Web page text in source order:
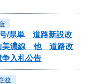
号/県単 道路新設改
美濃線 他 道路改
争入札公告
校